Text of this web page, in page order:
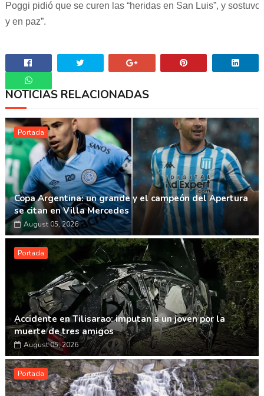
Poggi pidió que se curen las “heridas en San Luis”, y
y en paz”.
Whatsapp
NOTICIAS RELACIONADAS
Portada
Copa Argentina: un grande y el campeón del Apertura
se citan en Villa Mercedes
August 05, 2026
Portada
Accidente en Tilisarao: imputan a un joven por la
muerte de tres amigos
August 05, 2026
Portada